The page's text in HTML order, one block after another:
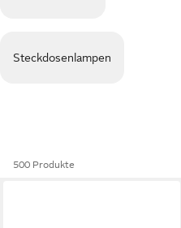
Steckdosenlampen
500 Produkte